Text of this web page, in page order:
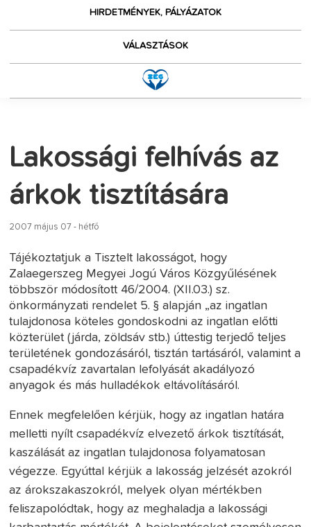
HIRDETMÉNYEK, PÁLYÁZATOK
VÁLASZTÁSOK
Lakossági felhívás az
árkok tisztítására
2007 május 07 - hétfő
Tájékoztatjuk a Tisztelt lakosságot, hogy
Zalaegerszeg Megyei Jogú Város Közgyűlésének
többször módosított 46/2004. (XII.03.) sz.
önkormányzati rendelet 5. § alapján „az ingatlan
tulajdonosa köteles gondoskodni az ingatlan előtti
közterület (járda, zöldsáv stb.) úttestig terjedő teljes
területének gondozásáról, tisztán tartásáról, valamint a
csapadékvíz zavartalan lefolyását akadályozó
anyagok és más hulladékok eltávolításáról.
Ennek megfelelően kérjük, hogy az ingatlan határa
melletti nyílt csapadékvíz elvezető árkok tisztítását,
kaszálását az ingatlan tulajdonosa folyamatosan
végezze. Egyúttal kérjük a lakosság jelzését azokról
az árokszakaszokról, melyek olyan mértékben
feliszapolódtak, hogy az meghaladja a lakossági